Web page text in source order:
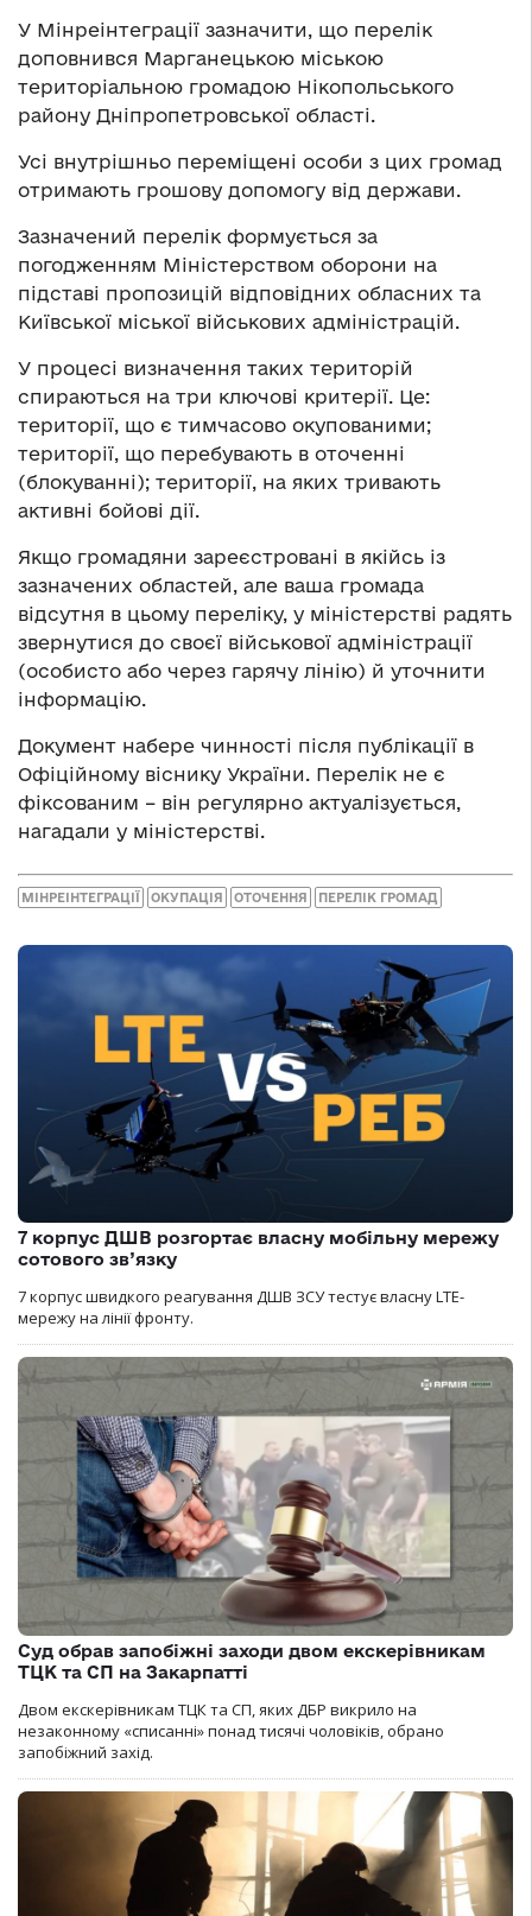
У Мінреінтеграції зазначити, що перелік
доповнився Марганецькою міською
територіальною громадою Нікопольського
району Дніпропетровської області.
Усі внутрішньо переміщені особи з цих громад
отримають грошову допомогу від держави.
Зазначений перелік формується за
погодженням Міністерством оборони на
підставі пропозицій відповідних обласних та
Київської міської військових адміністрацій.
У процесі визначення таких територій
спираються на три ключові критерії. Це:
території, що є тимчасово окупованими;
території, що перебувають в оточенні
(блокуванні); території, на яких тривають
активні бойові дії.
Якщо громадяни зареєстровані в якійсь із
зазначених областей, але ваша громада
відсутня в цьому переліку, у міністерстві радять
звернутися до своєї військової адміністрації
(особисто або через гарячу лінію) й уточнити
інформацію.
Документ набере чинності після публікації в
Офіційному віснику України. Перелік не є
фіксованим – він регулярно актуалізується,
нагадали у міністерстві.
МІНРЕІНТЕГРАЦІЇ ОКУПАЦІЯ ОТОЧЕННЯ ПЕРЕЛІК ГРОМАД
7 корпус ДШВ розгортає власну мобільну мережу
сотового зв’язку
7 корпус швидкого реагування ДШВ ЗСУ тестує власну LTE-
мережу на лінії фронту.
Суд обрав запобіжні заходи двом екскерівникам
ТЦК та СП на Закарпатті
Двом екскерівникам ТЦК та СП, яких ДБР викрило на
незаконному «списанні» понад тисячі чоловіків, обрано
запобіжний захід.